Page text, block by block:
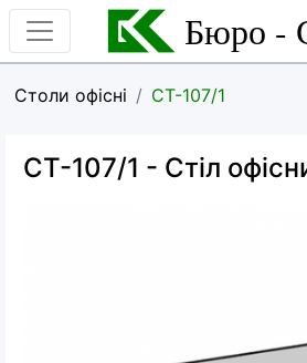
Бюро -
Столи офісні CT-107/1
CT-107/1 - Стіл